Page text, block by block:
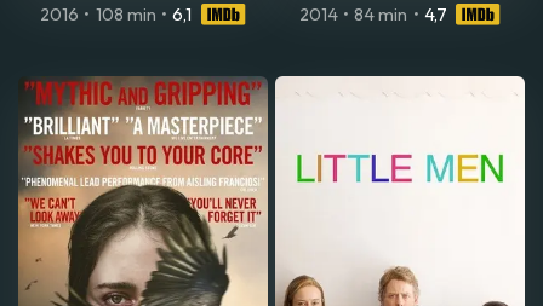
2016 • 108 min • 6,1 2014 • 84 min • 4,7